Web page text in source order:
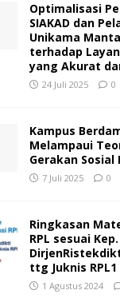
Optimalisasi
SIAKAD dan
Unikama
terhadap
yang Akurat
24 Juli 2025 0
Kampus
Melampaui
Gerakan Sosial
7 Juli 2025 0
Ringkasan
RPL sesuai Kep.
ttg Juknis
1 Agustus 2024